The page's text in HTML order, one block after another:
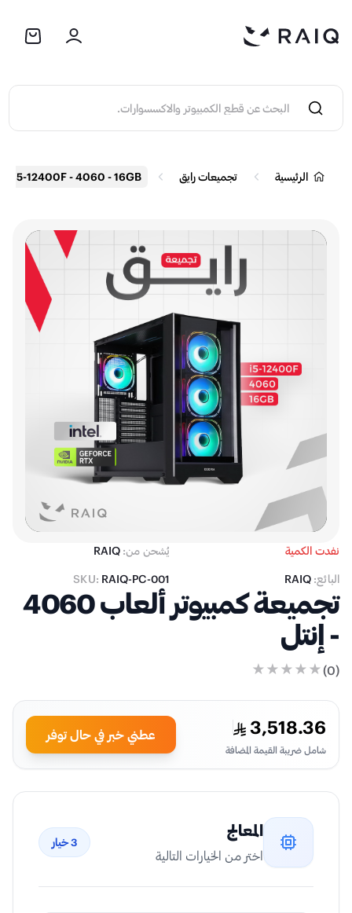
الرئيسية تجميعات رايق i5-12400F - 4060 - 16GB
نفدت الكمية يُشحن من: RAIQ
البائع: RAIQ
SKU: RAIQ-PC-001
تجميعة كمبيوتر ألعاب 4060
- إنتل
(
0
)
3,518.36
شامل ضريبة القيمة المضافة
عطني خبر في حال توفر
المعالج
اختر من الخيارات التالية
3خيار